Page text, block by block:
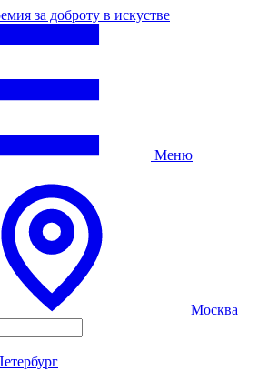
за доброту в искустве
Меню
Москва